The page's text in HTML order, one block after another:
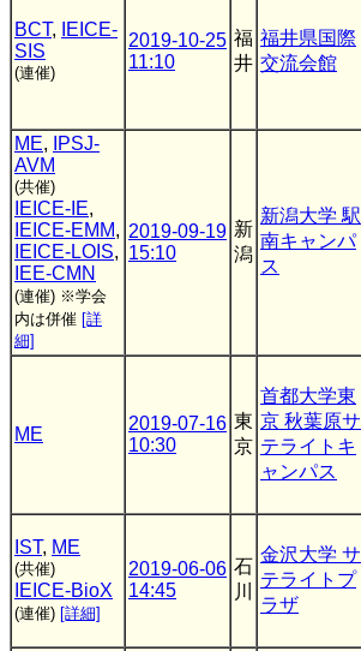
BCT,
IEICE-
SIS
(連催)
2019-10-25
11:10
福
井
福井県国際
交流会館
ME,
IPSJ-
AVM
(共催)
IEICE-IE,
IEICE-EMM,
IEICE-LOIS,
IEE-CMN
(連催) ※学会
内は併催 [詳
細]
2019-09-19
15:10
新
潟
新潟大学 駅
南キャンパ
ス
ME
2019-07-16
10:30
東
京
首都大学東
京 秋葉原サ
テライトキ
ャンパス
IST, ME
(共催)
IEICE-BioX
(連催) [詳細]
2019-06-06
14:45
石
川
金沢大学 サ
テライトプ
ラザ